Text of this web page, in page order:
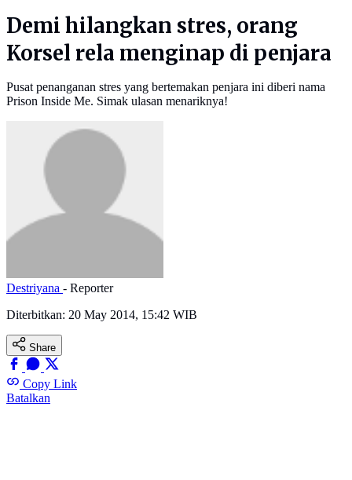
Demi hilangkan stres, orang
Korsel rela menginap di penjara
Pusat penanganan stres yang bertemakan penjara ini diberi nama
Prison Inside Me. Simak ulasan menariknya!
Destriyana - Reporter
Diterbitkan: 20 May 2014, 15:42 WIB
Share
Copy Link
Batalkan